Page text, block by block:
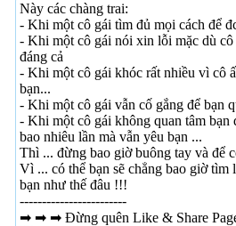
Này các chàng trai:
- Khi một cô gái tìm đủ mọi cách để
- Khi một cô gái nói xin lỗi mặc dù cô
đáng cả
- Khi một cô gái khóc rất nhiều vì cô
bạn...
- Khi một cô gái vẫn cố gắng để bạn
- Khi một cô gái không quan tâm bạn
bao nhiêu lần mà vẫn yêu bạn ...
Thì ... đừng bao giờ buông tay và để
Vì ... có thể bạn sẽ chẳng bao giờ
bạn như thế đâu !!!
--------------------­----
➡ ➡ ➡ Đừng quên Like & Share